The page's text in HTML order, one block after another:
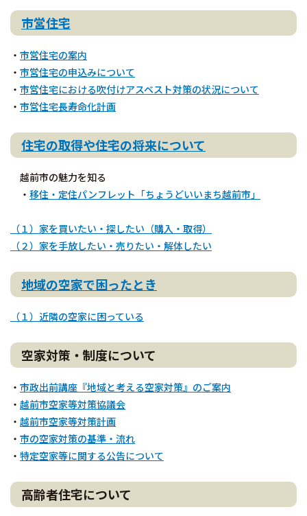
市営住宅
・ 市営住宅の案内
・ 市営住宅の申込みについて
・ 市営住宅における吹付けアスベスト対策の状況について
・ 市営住宅長寿命化計画
住宅の取得や住宅の将来について
越前市の魅力を知る
・ 移住・定住パンフレット「ちょうどいいまち越前市」
（１）家を買いたい・探したい（購入・取得）
（２）家を手放したい・売りたい・解体したい
地域の空家で困ったとき
（１）近隣の空家に困っている
空家対策・制度について
・ 市政出前講座『地域と考える空家対策』のご案内
・ 越前市空家等対策協議会
・ 越前市空家等対策計画
・ 市の空家対策の基準・流れ
・ 特定空家等に関する公告について
高齢者住宅について